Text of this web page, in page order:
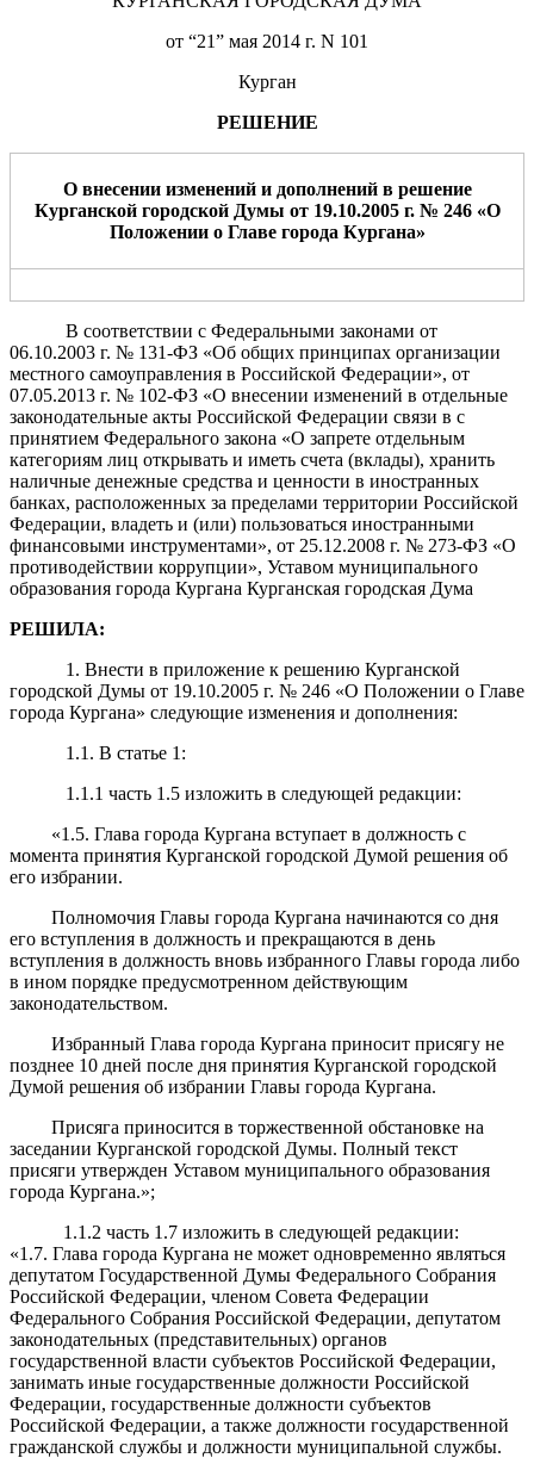
от “21” мая 2014 г. N 101
Курган
РЕШЕНИЕ
О внесении изменений и дополнений в решение
Курганской городской Думы от 19.10.2005 г. № 246 «О
Положении о Главе города Кургана»
В соответствии с Федеральными законами от
06.10.2003 г. № 131-ФЗ «Об общих принципах организации
местного самоуправления в Российской Федерации», от
07.05.2013 г. № 102-ФЗ «О внесении изменений в отдельные
законодательные акты Российской Федерации связи в с
принятием Федерального закона «О запрете отдельным
категориям лиц открывать и иметь счета (вклады), хранить
наличные денежные средства и ценности в иностранных
банках, расположенных за пределами территории Российской
Федерации, владеть и (или) пользоваться иностранными
финансовыми инструментами», от 25.12.2008 г. № 273-ФЗ «О
противодействии коррупции», Уставом муниципального
образования города Кургана Курганская городская Дума
РЕШИЛА:
1. Внести в приложение к решению Курганской
городской Думы от 19.10.2005 г. № 246 «О Положении о Главе
города Кургана» следующие изменения и дополнения:
1.1. В статье 1:
1.1.1 часть 1.5 изложить в следующей редакции:
«1.5. Глава города Кургана вступает в должность с
момента принятия Курганской городской Думой решения об
его избрании.
Полномочия Главы города Кургана начинаются со дня
его вступления в должность и прекращаются в день
вступления в должность вновь избранного Главы города либо
в ином порядке предусмотренном действующим
законодательством.
Избранный Глава города Кургана приносит присягу не
позднее 10 дней после дня принятия Курганской городской
Думой решения об избрании Главы города Кургана.
Присяга приносится в торжественной обстановке на
заседании Курганской городской Думы. Полный текст
присяги утвержден Уставом муниципального образования
города Кургана.»;
1.1.2 часть 1.7 изложить в следующей редакции:
«1.7. Глава города Кургана не может одновременно являться
депутатом Государственной Думы Федерального Собрания
Российской Федерации, членом Совета Федерации
Федерального Собрания Российской Федерации, депутатом
законодательных (представительных) органов
государственной власти субъектов Российской Федерации,
занимать иные государственные должности Российской
Федерации, государственные должности субъектов
Российской Федерации, а также должности государственной
гражданской службы и должности муниципальной службы.